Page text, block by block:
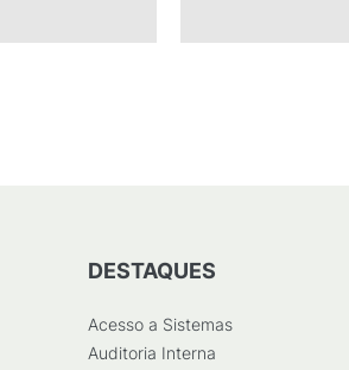
DESTAQUES
Acesso a Sistemas
Auditoria Interna